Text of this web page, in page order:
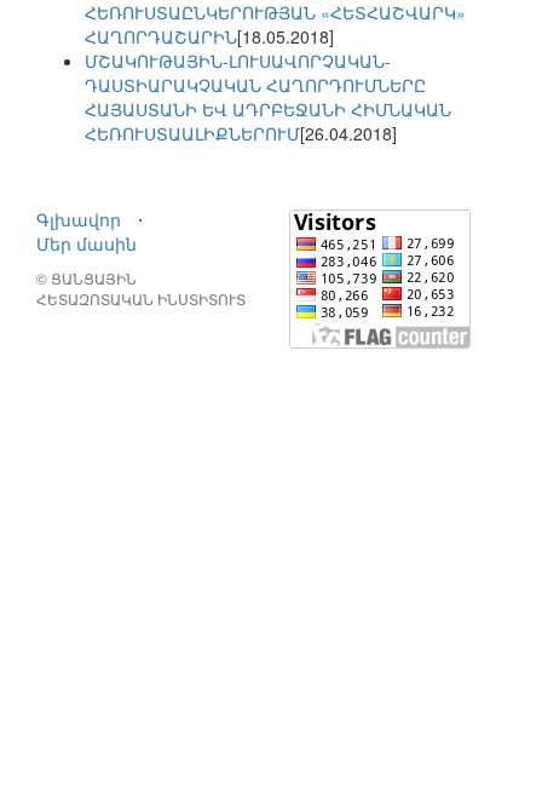
ՀԵՌՈՒՍՏԱԸՆԿԵՐՈՒԹՅԱՆ «ՀԵՏՀԱՇՎԱՐԿ»
ՀԱՂՈՐԴԱՇԱՐԻՆ[18.05.2018]
ՄՇԱԿՈՒԹԱՅԻՆ-ԼՈՒՍԱՎՈՐՉԱԿԱՆ-
ԴԱՍՏԻԱՐԱԿՉԱԿԱՆ ՀԱՂՈՐԴՈՒՄՆԵՐԸ
ՀԱՅԱՍՏԱՆԻ ԵՎ ԱԴՐԲԵՋԱՆԻ ՀԻՄՆԱԿԱՆ
ՀԵՌՈՒՍՏԱԱԼԻՔՆԵՐՈՒՄ[26.04.2018]
Գլխավոր
⋅
Մեր մասին
© ՑԱՆՑԱՅԻՆ
ՀԵՏԱԶՈՏԱԿԱՆ ԻՆՍՏԻՏՈՒՏ